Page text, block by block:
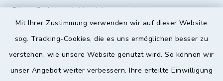
Mit Ihrer Zustimmung verwenden wir auf dieser Website
sog. Tracking-Cookies, die es uns ermöglichen besser zu
verstehen, wie unsere Website genutzt wird. So können wir
unser Angebot weiter verbessern. Ihre erteilte Einwilligung
Diese findet nach Vereinbarung statt.
Weitere Informationen finden Sie hier.
Quicklinks